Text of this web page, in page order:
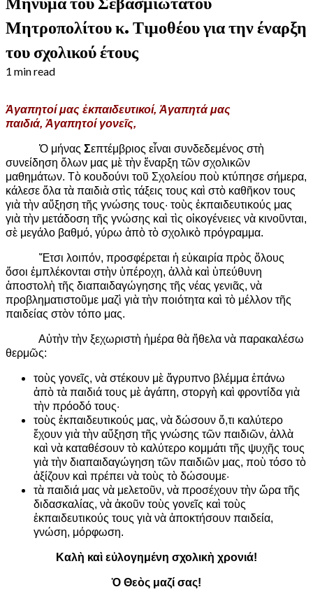
Μητροπολίτου κ. Τιμοθέου για την έναρξη
του σχολικού έτους
1 min read
Ἀγαπητοί μας ἐκπαιδευτικοί, Ἀγαπητά μας
παιδιά, Ἀγαπητοί γονεῖς,
Ὁ μήνας Σεπτέμβριος εἶναι συνδεδεμένος στὴ
συνείδηση ὅλων μας μὲ τὴν ἔναρξη τῶν σχολικῶν
μαθημάτων. Τὸ κουδούνι τοῦ Σχολείου ποὺ κτύπησε σήμερα,
κάλεσε ὅλα τὰ παιδιὰ στὶς τάξεις τους καὶ στὸ καθῆκον τους
γιὰ τὴν αὔξηση τῆς γνώσης τους· τοὺς ἐκπαιδευτικούς μας
γιὰ τὴν μετάδοση τῆς γνώσης καὶ τὶς οἰκογένειες νὰ κινοῦνται,
σὲ μεγάλο βαθμό, γύρω ἀπὸ τὸ σχολικὸ πρόγραμμα.
Ἔτσι λοιπόν, προσφέρεται ἡ εὐκαιρία πρὸς ὅλους
ὅσοι ἐμπλέκονται στὴν ὑπέροχη, ἀλλὰ καὶ ὑπεύθυνη
ἀποστολὴ τῆς διαπαιδαγώγησης τῆς νέας γενιᾶς, νὰ
προβληματιστοῦμε μαζὶ γιὰ τὴν ποιότητα καὶ τὸ μέλλον τῆς
παιδείας στὸν τόπο μας.
Αὐτὴν τὴν ξεχωριστὴ ἡμέρα θὰ ἤθελα νὰ παρακαλέσω
θερμῶς:
τοὺς γονεῖς, νὰ στέκουν μὲ ἄγρυπνο βλέμμα ἐπάνω
ἀπὸ τὰ παιδιά τους μὲ ἀγάπη, στοργὴ καὶ φροντίδα γιὰ
τὴν πρόοδό τους·
τοὺς ἐκπαιδευτικούς μας, νὰ δώσουν ὅ,τι καλύτερο
ἔχουν γιὰ τὴν αὔξηση τῆς γνώσης τῶν παιδιῶν, ἀλλὰ
καὶ νὰ καταθέσουν τὸ καλύτερο κομμάτι τῆς ψυχῆς τους
γιὰ τὴν διαπαιδαγώγηση τῶν παιδιῶν μας, ποὺ τόσο τὸ
ἀξίζουν καὶ πρέπει νὰ τοὺς τὸ δώσουμε·
τὰ παιδιά μας νὰ μελετοῦν, νὰ προσέχουν τὴν ὥρα τῆς
διδασκαλίας, νὰ ἀκοῦν τοὺς γονεῖς καὶ τοὺς
ἐκπαιδευτικούς τους γιὰ νὰ ἀποκτήσουν παιδεία,
γνώση, μόρφωση.
Καλὴ καὶ εὐλογημένη σχολικὴ χρονιά!
Ὁ Θεὸς μαζί σας!